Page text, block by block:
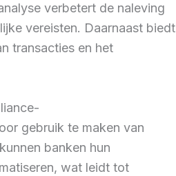
verbetert de naleving
vereisten. Daarnaast biedt
transacties en het
gebruik te maken van
banken hun
wat leidt tot